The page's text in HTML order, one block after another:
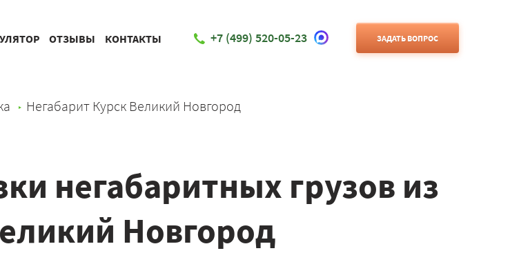
ОТЗЫВЫ КОНТАКТЫ +7 (499) 520-05-23 ЗАДАТЬ ВОПРОС
Негабарит Курск Великий Новгород
негабаритных грузов из
Новгород